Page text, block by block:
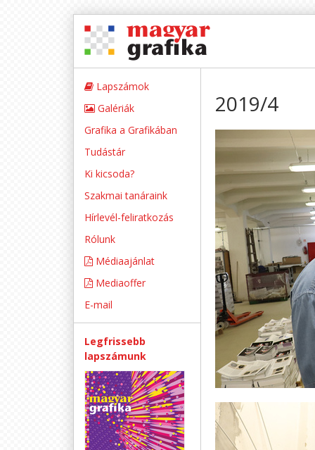
2019/4
Lapszámok
Galériák
Grafika a Grafikában
Tudástár
Ki kicsoda?
Szakmai tanáraink
Hírlevél-feliratkozás
Rólunk
Médiaajánlat
Mediaoffer
E-mail
Legfrissebb
lapszámunk